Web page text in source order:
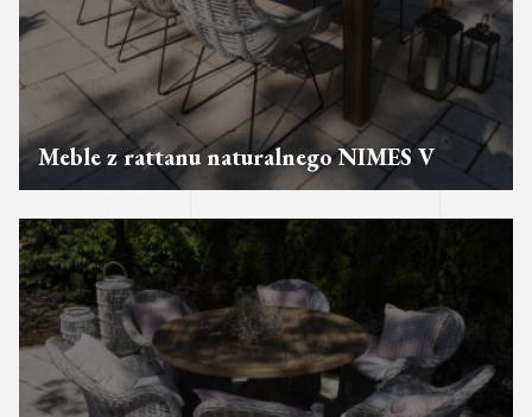
Meble z rattanu naturalnego NIMES V